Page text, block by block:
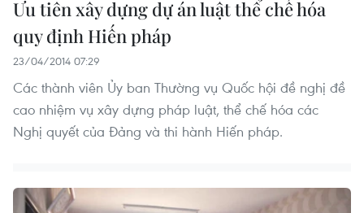
Ưu tiên xây dựng dự án luật thể chế hóa
quy định Hiến pháp
23/04/2014 07:29
Các thành viên Ủy ban Thường vụ Quốc hội đề nghị đề
cao nhiệm vụ xây dựng pháp luật, thể chế hóa các
Nghị quyết của Đảng và thi hành Hiến pháp.